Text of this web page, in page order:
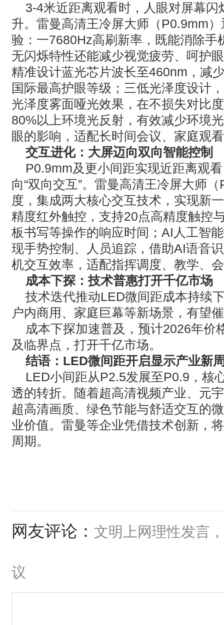
3-4米近距离观看时，人眼对屏幕
升。雷曼高清王冷屏大师（ P0.9mm
验：一7680Hz高刷新率，既能消除手
无闪烁特性还能减少视觉疲劳、呵护
精准设计蓝光芯片波长至460nm ，减
国际最高护眼等级；三低光泽度设计
光泽度雾面哑光效果，在不损失对比
80%以上环境光反射，有效减少环境
眼的影响，适配长时间会议、家庭观
交互进化：大屏迈向双向智能控制
P0.9mm及更小间距实现近距离观
向“双向交互”。雷曼高清王冷屏大师（
度，集成两大核心交互技术，实现新
精度红外触控，支持20点高精度触控
板书写等操作的响应时间； AI 人工智
现手势控制、人员追踪，借助AI语音
机交互效率，适配指挥调度、教学、
成本下探：技术普惠打开千亿市场
技术迭代推动LED微间距成本持续
户内商用、家庭巨幕等新场景，有望
成本下探加速普及，预计2026年价
及临界点，打开千亿市场。
结语： LED微间距开启显示产业新
LED小间距从P2.5发展至P0.9 ，核
透的转折。随着超高清视频产业、元
超高清画质、绿色节能与舒适交互的
业价值。雷曼等企业凭借技术创新，
周期。
网友评论： 文明上网理性发言
议